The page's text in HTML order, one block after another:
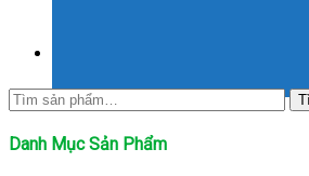
Tìm
kiếm:
Danh Mục Sản Phẩm